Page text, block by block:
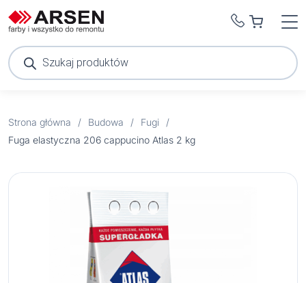
Wyszukiwarka
produktów
Strona główna / Budowa / Fugi
/
Fuga elastyczna 206 cappucino Atlas 2 kg